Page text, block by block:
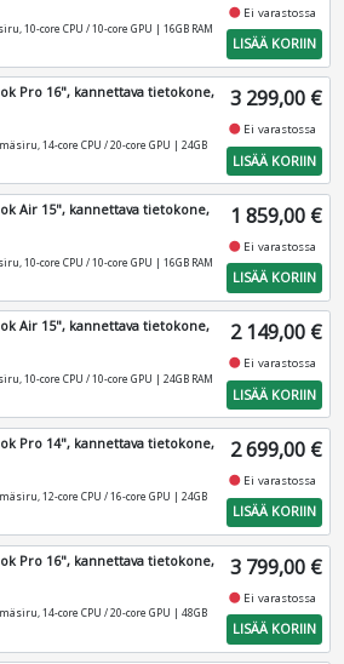
10-core CPU / 10-core GPU | 16GB RAM
fiber_manual_record Ei varastossa
LISÄÄ KORIIN
Pro 16", kannettava tietokone,
14-core CPU / 20-core GPU | 24GB
3 299,00 €
fiber_manual_record Ei varastossa
LISÄÄ KORIIN
Air 15", kannettava tietokone,
10-core CPU / 10-core GPU | 16GB RAM
1 859,00 €
fiber_manual_record Ei varastossa
LISÄÄ KORIIN
Air 15", kannettava tietokone,
10-core CPU / 10-core GPU | 24GB RAM
2 149,00 €
fiber_manual_record Ei varastossa
LISÄÄ KORIIN
Pro 14", kannettava tietokone,
12-core CPU / 16-core GPU | 24GB
2 699,00 €
fiber_manual_record Ei varastossa
LISÄÄ KORIIN
Pro 16", kannettava tietokone,
14-core CPU / 20-core GPU | 48GB
3 799,00 €
fiber_manual_record Ei varastossa
LISÄÄ KORIIN